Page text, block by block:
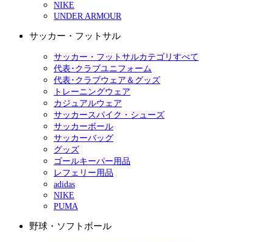
NIKE
UNDER ARMOUR
サッカー・フットサル
サッカー・フットサルカテゴリすべて
代表･クラブユニフォーム
代表･クラブウェア＆グッズ
トレーニングウェア
カジュアルウェア
サッカースパイク・シューズ
サッカーボール
サッカーバッグ
グッズ
ゴールキーパー用品
レフェリー用品
adidas
NIKE
PUMA
野球・ソフトボール